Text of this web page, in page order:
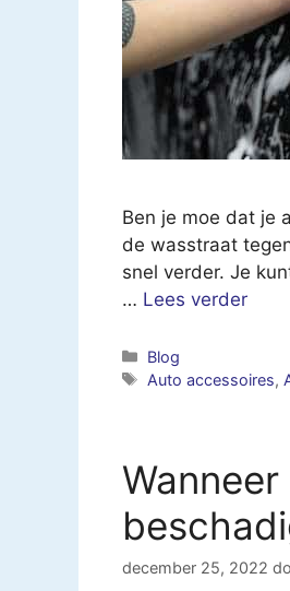
Ben je moe dat je
de wasstraat
snel verder. Je
… Lees verder
Categorieën
Blog
Tags
Auto accessoires,
december 25, 2022